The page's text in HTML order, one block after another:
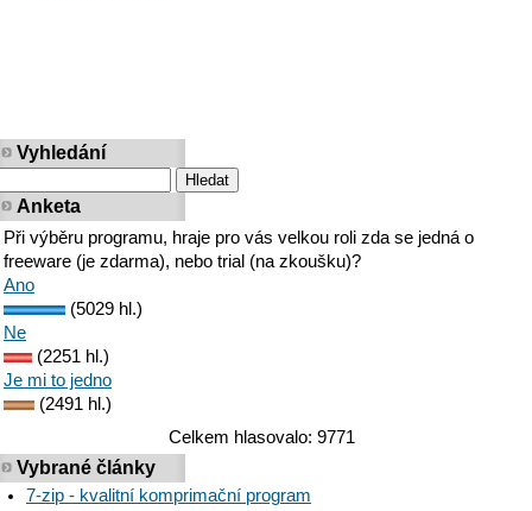
Vyhledání
Anketa
Při výběru programu, hraje pro vás velkou roli zda se jedná o
freeware (je zdarma), nebo trial (na zkoušku)?
Ano
(5029 hl.)
Ne
(2251 hl.)
Je mi to jedno
(2491 hl.)
Celkem hlasovalo: 9771
Vybrané články
7-zip - kvalitní komprimační program